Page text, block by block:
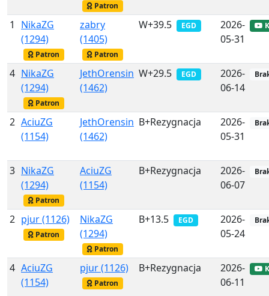
Patron
1
NikaZG
(1294)
Patron
zabry
(1405)
Patron
W+39.5 EGD
2026-
05-31
4 NikaZG
(1294)
Patron
JethOrensin
(1462)
W+29.5 EGD
2026-
06-14
2 AciuZG
(1154)
JethOrensin
(1462)
B+Rezygnacja
2026-
05-31
3 NikaZG
(1294)
Patron
AciuZG
(1154)
B+Rezygnacja
2026-
06-07
2 pjur (1126)
Patron
NikaZG
(1294)
Patron
B+13.5 EGD
2026-
05-24
4 AciuZG
(1154)
pjur (1126)
Patron
B+Rezygnacja
2026-
06-11